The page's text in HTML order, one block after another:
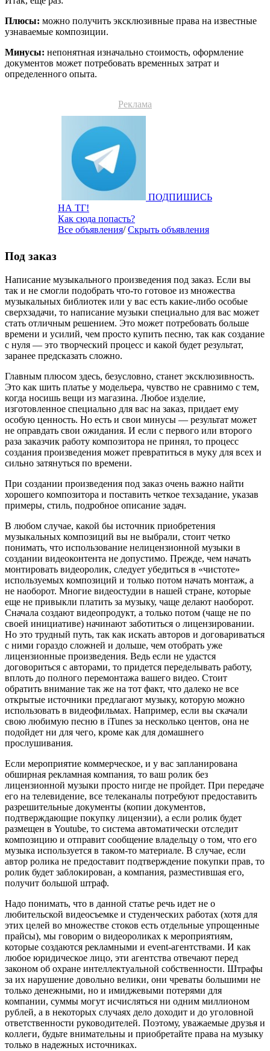
Плюсы: можно получить эксклюзивные права на известные
узнаваемые композиции.
Минусы: непонятная изначально стоимость, оформление
документов может потребовать временных затрат и
определенного опыта.
Реклама
ПОДПИШИСЬ
НА ТГ!
Как сюда попасть?
Все объявления/Скрыть объявления
Под заказ
Написание музыкального произведения под заказ. Если вы
так и не смогли подобрать что-то готовое из множества
музыкальных библиотек или у вас есть какие-либо особые
сверхзадачи, то написание музыки специально для вас может
стать отличным решением. Это может потребовать больше
времени и усилий, чем просто купить песню, так как создание
с нуля — это творческий процесс и какой будет результат,
заранее предсказать сложно.
Главным плюсом здесь, безусловно, станет эксклюзивность.
Это как шить платье у модельера, чувство не сравнимо с тем,
когда носишь вещи из магазина. Любое изделие,
изготовленное специально для вас на заказ, придает ему
особую ценность. Но есть и свои минусы — результат может
не оправдать свои ожидания. И если с первого или второго
раза заказчик работу композитора не принял, то процесс
создания произведения может превратиться в муку для всех и
сильно затянуться по времени.
При создании произведения под заказ очень важно найти
хорошего композитора и поставить четкое техзадание, указав
примеры, стиль, подробное описание задач.
В любом случае, какой бы источник приобретения
музыкальных композиций вы не выбрали, стоит четко
понимать, что использование нелицензионной музыки в
создании видеоконтента не допустимо. Прежде, чем начать
монтировать видеоролик, следует убедиться в «чистоте»
используемых композиций и только потом начать монтаж, а
не наоборот. Многие видеостудии в нашей стране, которые
еще не привыкли платить за музыку, чаще делают наоборот.
Сначала создают видеопродукт, а только потом (чаще не по
своей инициативе) начинают заботиться о лицензировании.
Но это трудный путь, так как искать авторов и договариваться
с ними гораздо сложней и дольше, чем отобрать уже
лицензионные произведения. Ведь если не удастся
договориться с авторами, то придется переделывать работу,
вплоть до полного перемонтажа вашего видео. Стоит
обратить внимание так же на тот факт, что далеко не все
открытые источники предлагают музыку, которую можно
использовать в видеофильмах. Например, если вы скачали
свою любимую песню в iTunes за несколько центов, она не
подойдет ни для чего, кроме как для домашнего
прослушивания.
Если мероприятие коммерческое, и у вас запланирована
обширная рекламная компания, то ваш ролик без
лицензионной музыки просто нигде не пройдет. При передаче
его на телевидение, все телеканалы потребуют предоставить
разрешительные документы (копии документов,
подтверждающие покупку лицензии), а если ролик будет
размещен в Youtube, то система автоматически отследит
композицию и отправит сообщение владельцу о том, что его
музыка используется в таком-то материале. В случае, если
автор ролика не предоставит подтверждение покупки прав, то
ролик будет заблокирован, а компания, разместившая его,
получит большой штраф.
Надо понимать, что в данной статье речь идет не о
любительской видеосъемке и студенческих работах (хотя для
этих целей во множестве стоков есть отдельные упрощенные
прайсы), мы говорим о видеороликах к мероприятиям,
которые создаются рекламными и event-агентствами. И как
любое юридическое лицо, эти агентства отвечают перед
законом об охране интеллектуальной собственности. Штрафы
за их нарушение довольно велики, они чреваты большими не
только денежными, но и имиджевыми потерями для
компании, суммы могут исчисляться ни одним миллионом
рублей, а в некоторых случаях дело доходит и до уголовной
ответственности руководителей. Поэтому, уважаемые друзья и
коллеги, будьте внимательны и приобретайте права на музыку
только в надежных источниках.